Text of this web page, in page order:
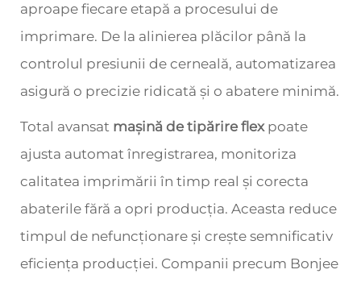
aproape fiecare etapă a procesului de
imprimare. De la alinierea plăcilor până la
controlul presiunii de cerneală, automatizarea
asigură o precizie ridicată și o abatere minimă.
Total avansat mașină de tipărire flex poate
ajusta automat înregistrarea, monitoriza
calitatea imprimării în timp real și corecta
abaterile fără a opri producția. Aceasta reduce
timpul de nefuncționare și crește semnificativ
eficiența producției. Companii precum Bonjee